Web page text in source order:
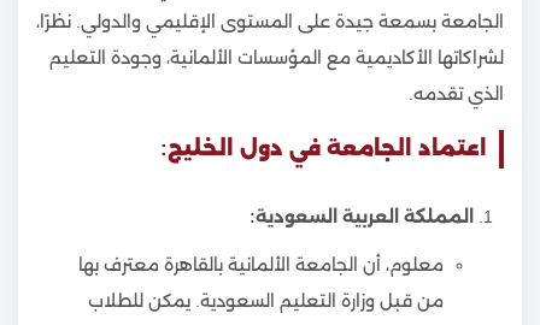
الجامعة بسمعة جيدة على المستوى الإقليمي والدولي. نظرًا،
لشراكاتها الأكاديمية مع المؤسسات الألمانية، وجودة التعليم
الذي تقدمه.
اعتماد الجامعة في دول الخليج:
المملكة العربية السعودية:
معلوم، أن الجامعة الألمانية بالقاهرة معترف بها
من قبل وزارة التعليم السعودية. يمكن للطلاب